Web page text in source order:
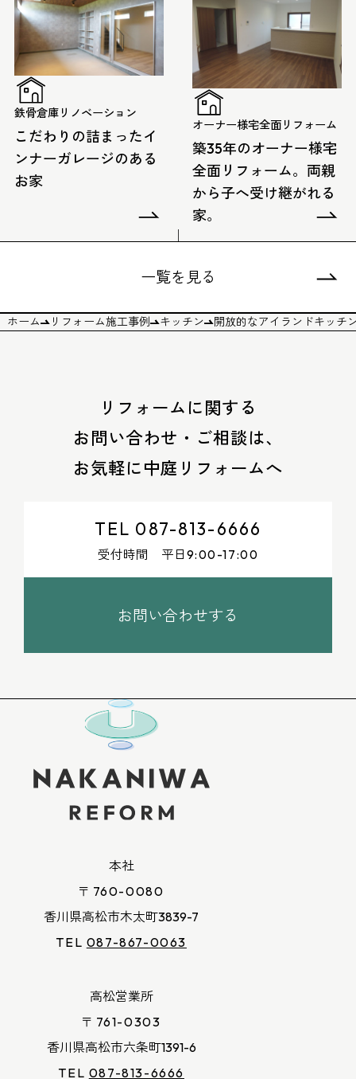
鉄骨倉庫リノベーション
こだわりの詰まったイ
ンナーガレージのある
お家
オーナー様宅全面リフォーム
築35年のオーナー様宅
全面リフォーム。両親
から子へ受け継がれる
家。
一覧を見る
ホーム リフォーム施工事例 キッチン 開放的なアイランドキッチ
リフォームに関する
お問い合わせ・ご相談は、
お気軽に中庭リフォームへ
TEL 087-813-6666
受付時間 平日 9:00-17:00
お問い合わせする
本社
〒760-0080
香川県高松市木太町3839-7
TEL 087-867-0063
高松営業所
〒761-0303
香川県高松市六条町1391-6
TEL 087-813-6666